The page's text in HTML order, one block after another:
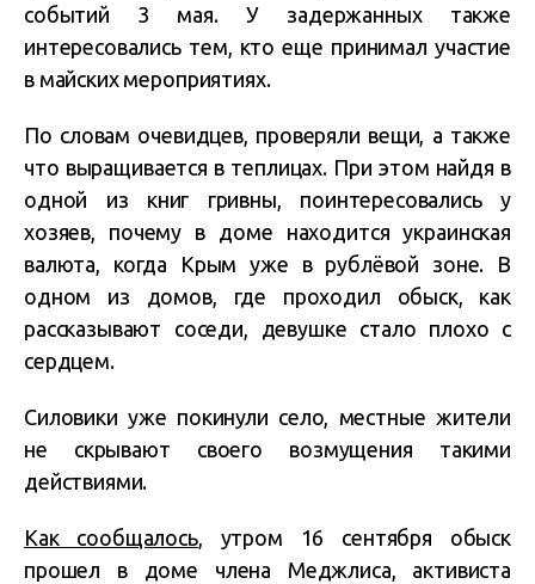
событий 3 мая. У задержанных также
интересовались тем, кто еще принимал участие
в майских мероприятиях.
По словам очевидцев, проверяли вещи, а также
что выращивается в теплицах. При этом найдя в
одной из книг гривны, поинтересовались у
хозяев, почему в доме находится украинская
валюта, когда Крым уже в рублёвой зоне. В
одном из домов, где проходил обыск, как
рассказывают соседи, девушке стало плохо с
сердцем.
Силовики уже покинули село, местные жители
не скрывают своего возмущения такими
действиями.
Как сообщалось, утром 16 сентября обыск
прошел в доме члена Меджлиса, активиста